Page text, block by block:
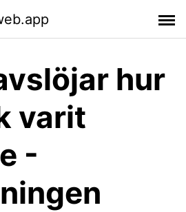
hur
varit
-